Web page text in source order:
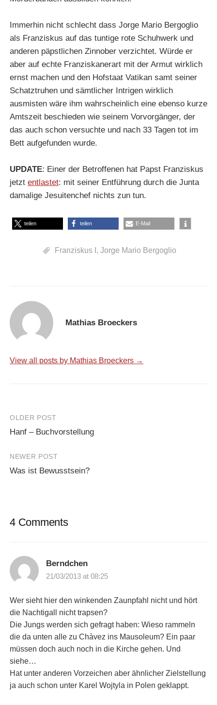
Immerhin nicht schlecht dass Jorge Mario Bergoglio
als Franziskus auf das tuntige rote Schuhwerk und
anderen päpstlichen Zinnober verzichtet. Würde er
aber auf echte Franziskanerart mit der Armut wirklich
ernst machen und den Hofstaat Vatikan samt seiner
Schatztruhen und sämtlicher Intrigen wirklich
ausmisten wäre ihm wahrscheinlich eine ebenso kurze
Amtszeit beschieden wie seinem Vorvorgänger, der
das auch schon versuchte und nach 33 Tagen tot im
Bett aufgefunden wurde.
UPDATE: Einer der Betroffenen hat Papst Franziskus
jetzt entlastet: mit seiner Entführung durch die Junta
damalige Jesuitenchef nichts zun tun.
teilen teilen E-Mail
Franziskus I , Jorge Mario Bergoglio
Mathias Broeckers
View all posts by Mathias Broeckers →
Post
navigation
OLDER POST
Hanf – Buchvorstellung
NEWER POST
Was ist Bewusstsein?
4 Comments
Berndchen
21/03/2013 at 08:25
Wer sieht hier den winkenden Zaunpfahl nicht und hört
die Nachtigall nicht trapsen?
Die Jungs werden sich gefragt haben: Wieso rammeln
die da unten alle zu Chàvez ins Mausoleum? Ein paar
müssen doch auch noch in die Kirche gehen. Und
siehe…
Hat unter anderen Vorzeichen aber ähnlicher Zielstellung
ja auch schon unter Karel Wojtyla in Polen geklappt.